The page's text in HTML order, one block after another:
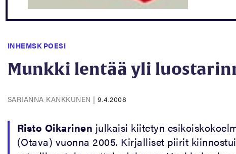
INHEMSK POESI
Munkki lentää yli
SARIANNA KANKKUNEN | 9.4.2008
Risto Oikarinen julkaisi kiitetyn
(Otava) vuonna 2005. Kirjalliset piirit